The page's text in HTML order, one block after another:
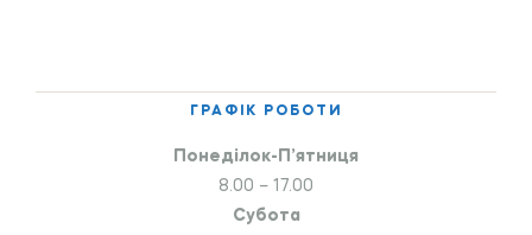
ГРАФІК РОБОТИ
Понеділок-П’ятниця
8.00 – 17.00
Субота